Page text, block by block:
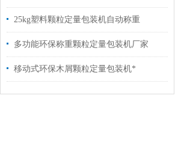
25kg塑料颗粒定量包装机自动称重
多功能环保称重颗粒定量包装机厂家
移动式环保木屑颗粒定量包装机*